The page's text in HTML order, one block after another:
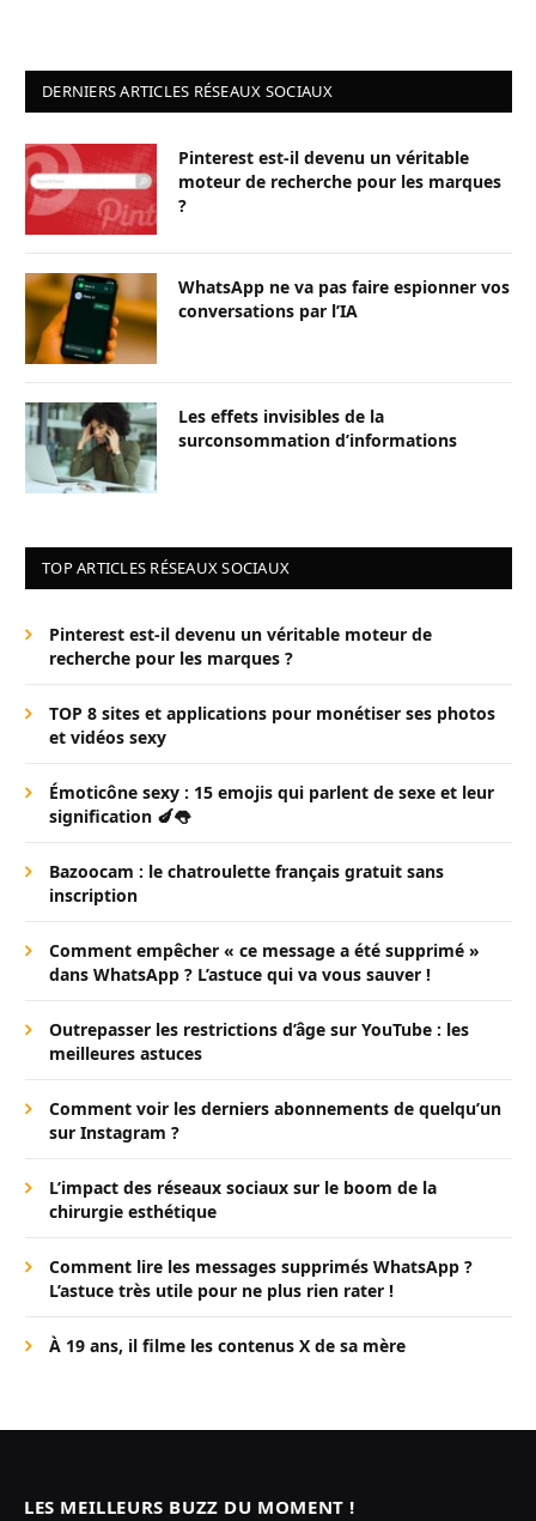
DERNIERS ARTICLES RÉSEAUX SOCIAUX
Pinterest est-il devenu un véritable
moteur de recherche pour les marques
?
WhatsApp ne va pas faire espionner vos
conversations par l’IA
Les effets invisibles de la
surconsommation d’informations
TOP ARTICLES RÉSEAUX SOCIAUX
Pinterest est-il devenu un véritable moteur de
recherche pour les marques ?
TOP 8 sites et applications pour monétiser ses photos
et vidéos sexy
Émoticône sexy : 15 emojis qui parlent de sexe et leur
signification 🍆👅
Bazoocam : le chatroulette français gratuit sans
inscription
Comment empêcher « ce message a été supprimé »
dans WhatsApp ? L’astuce qui va vous sauver !
Outrepasser les restrictions d’âge sur YouTube : les
meilleures astuces
Comment voir les derniers abonnements de quelqu’un
sur Instagram ?
L’impact des réseaux sociaux sur le boom de la
chirurgie esthétique
Comment lire les messages supprimés WhatsApp ?
L’astuce très utile pour ne plus rien rater !
À 19 ans, il filme les contenus X de sa mère
LES MEILLEURS BUZZ DU MOMENT !